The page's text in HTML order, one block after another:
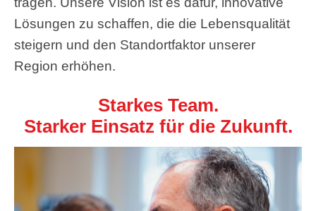
Lösungen zu schaffen, die die Lebensqualität
steigern und den Standortfaktor unserer
Region erhöhen.
Starkes Team.
Starker Einsatz für die Zukunft.